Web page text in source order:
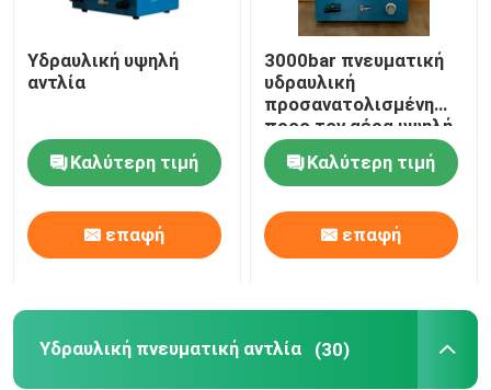
Εργαλεία διαχωριστών φλαντζών
Εργαλείο ανιχνευτών αερίου
2 μέρη μηχανών diesel κτυπήματος
Υδραυλική υψηλή
αντλία
Καλύτερη τιμή
επαφή
3000bar πνευματική
υδραυλική
προσανατολισμένη
προς τον αέρα υψηλή
αντλία
Καλύτερη τιμή
επαφή
Υδραυλική πνευματική αντλία (30)